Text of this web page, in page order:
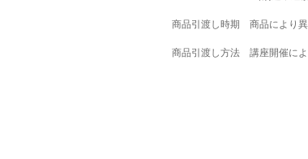
商品引渡し時期 商品により異
商品引渡し方法 講座開催に